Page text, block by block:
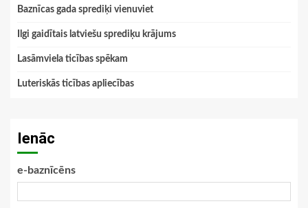
Baznīcas gada sprediķi vienuviet
Ilgi gaidītais latviešu sprediķu krājums
Lasāmviela ticības spēkam
Luteriskās ticības apliecības
Ienāc
e-baznīcēns